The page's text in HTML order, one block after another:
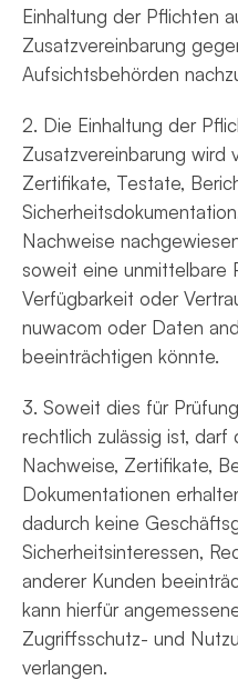
Einhaltung der Pflichten
Zusatzvereinbarung
Aufsichtsbehörden
2. Die Einhaltung der
Zusatzvereinbarung wird
Zertifikate, Testate,
Nachweise
soweit eine unmittelbare
Verfügbarkeit oder
nuwacom oder Daten
beeinträchtigen könnte.
3. Soweit dies für
rechtlich zulässig ist,
Nachweise, Zertifikate,
Dokumentationen
dadurch keine
Sicherheitsinteressen,
anderer Kunden
kann hierfür
Zugriffsschutz- und
verlangen.